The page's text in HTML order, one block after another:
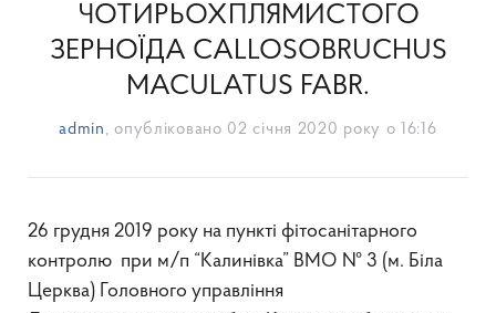
ЧОТИРЬОХПЛЯМИСТОГО
ЗЕРНОЇДА CALLOSOBRUCHUS
MACULATUS FABR.
admin , опубліковано 02 січня 2020 року о 16:16
26 грудня 2019 року на пункті фітосанітарного
контролю при м/п “Калинівка” ВМО № 3 (м. Біла
Церква) Головного управління